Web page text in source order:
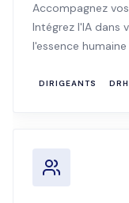
Accompagnez
Intégrez l'IA dans
l'essence
DIRIGEANTS DRH